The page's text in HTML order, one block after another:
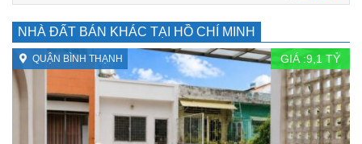
NHÀ ĐẤT BÁN KHÁC TẠI HỒ CHÍ MINH
QUẬN BÌNH THẠNH GIÁ :9,1 TỶ